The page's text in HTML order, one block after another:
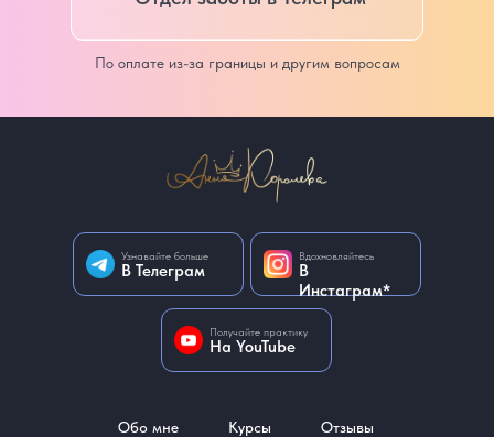
По оплате из-за границы и другим вопросам
Узнавайте больше
В Телеграм
Вдохновляйтесь
В
Инстаграм*
Получайте практику
На YouTube
Обо мне Курсы Отзывы